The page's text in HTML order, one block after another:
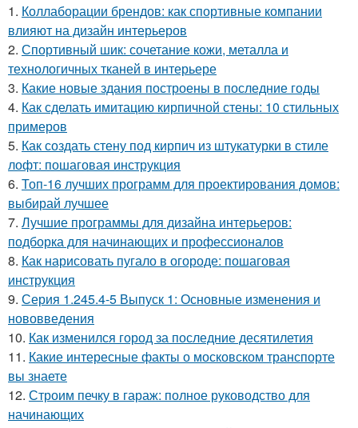
1. Коллаборации брендов: как спортивные компании
влияют на дизайн интерьеров
2. Спортивный шик: сочетание кожи, металла и
технологичных тканей в интерьере
3. Какие новые здания построены в последние годы
4. Как сделать имитацию кирпичной стены: 10 стильных
примеров
5. Как создать стену под кирпич из штукатурки в стиле
лофт: пошаговая инструкция
6. Топ-16 лучших программ для проектирования домов:
выбирай лучшее
7. Лучшие программы для дизайна интерьеров:
подборка для начинающих и профессионалов
8. Как нарисовать пугало в огороде: пошаговая
инструкция
9. Серия 1.245.4-5 Выпуск 1: Основные изменения и
нововведения
10. Как изменился город за последние десятилетия
11. Какие интересные факты о московском транспорте
вы знаете
12. Строим печку в гараж: полное руководство для
начинающих